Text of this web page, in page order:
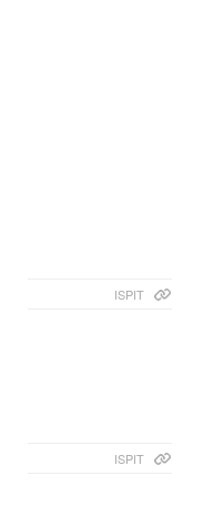
ISPIT
ISPIT